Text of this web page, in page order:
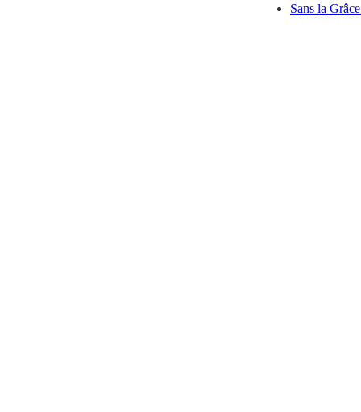
Sans la